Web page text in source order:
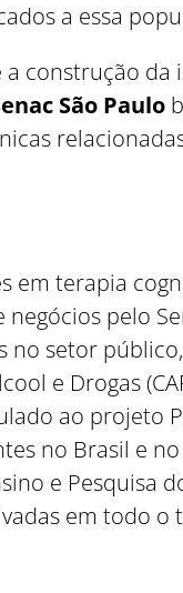
a essa
construção da
São Paulo
em terapia
pelo
no setor
e Drogas
ao projeto
no Brasil e
e Pesquisa
em todo o